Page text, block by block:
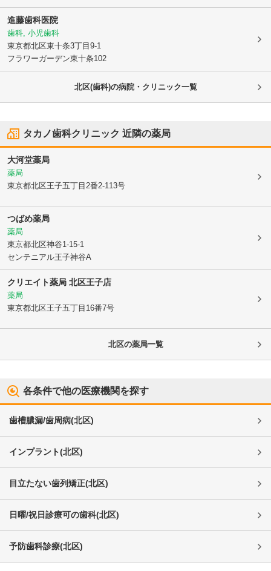
進藤歯科医院
歯科, 小児歯科
東京都北区東十条3丁目9-1
フラワーガーデン東十条102
北区(歯科)の病院・クリニック一覧
タカノ歯科クリニック 近隣の薬局
大河堂薬局
薬局
東京都北区王子五丁目2番2-113号
つばめ薬局
薬局
東京都北区神谷1-15-1
センテニアル王子神谷A
クリエイト薬局 北区王子店
薬局
東京都北区王子五丁目16番7号
北区の薬局一覧
各条件で他の医療機関を探す
歯槽膿漏/歯周病(北区)
インプラント(北区)
目立たない歯列矯正(北区)
日曜/祝日診療可の歯科(北区)
予防歯科診療(北区)